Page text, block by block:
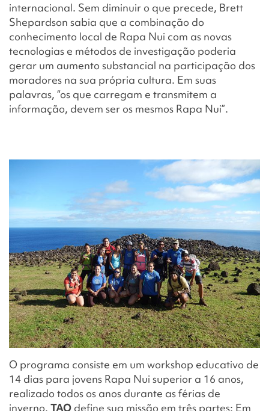
internacional. Sem diminuir o que precede, Brett
Shepardson sabia que a combinação do
conhecimento local de Rapa Nui com as novas
tecnologias e métodos de investigação poderia
gerar um aumento substancial na participação dos
moradores na sua própria cultura. Em suas
palavras, “os que carregam e transmitem a
informação, devem ser os mesmos Rapa Nui”.
O programa consiste em um workshop educativo de
14 dias para jovens Rapa Nui superior a 16 anos,
realizado todos os anos durante as férias de
inverno. TAO define sua missão em três partes: Em